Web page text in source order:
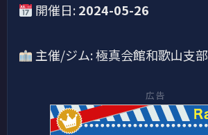
開催日:2024-05-26
主催/ジム: 極真会館和歌山支部
広告